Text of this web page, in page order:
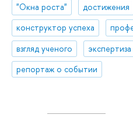
"Окна роста" достижения
конструктор успеха
взгляд ученого
экспертиза
репортаж о событии